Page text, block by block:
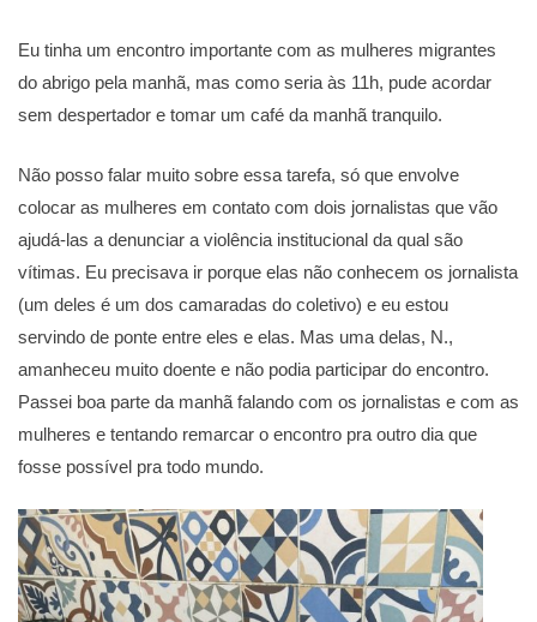
Eu tinha um encontro importante com as mulheres migrantes
do abrigo pela manhã, mas como seria às 11h, pude acordar
sem despertador e tomar um café da manhã tranquilo.
Não posso falar muito sobre essa tarefa, só que envolve
colocar as mulheres em contato com dois jornalistas que vão
ajudá-las a denunciar a violência institucional da qual são
vítimas. Eu precisava ir porque elas não conhecem os jornalista
(um deles é um dos camaradas do coletivo) e eu estou
servindo de ponte entre eles e elas. Mas uma delas, N.,
amanheceu muito doente e não podia participar do encontro.
Passei boa parte da manhã falando com os jornalistas e com as
mulheres e tentando remarcar o encontro pra outro dia que
fosse possível pra todo mundo.